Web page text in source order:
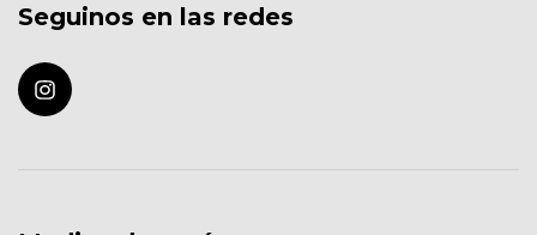
Seguinos en las redes